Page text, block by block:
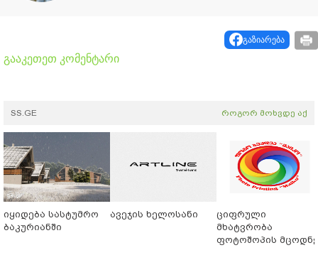
გაზიარება
გააკეთეთ კომენტარი
SS.GE როგორ მოხვდე აქ
იყიდება სასტუმრო
ბაკურიანში
ავეჯის ხელოსანი
ციფრული
მხატვრობა
ფოტოშოპის მცოდნე